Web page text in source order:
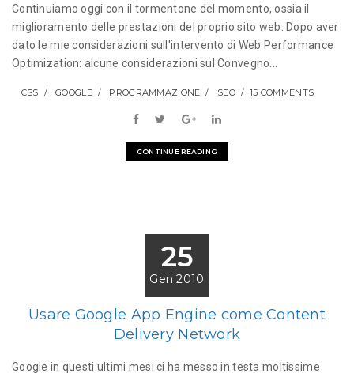
Continuiamo oggi con il tormentone del momento, ossia il
miglioramento delle prestazioni del proprio sito web. Dopo aver
dato le mie considerazioni sull'intervento di Web Performance
Optimization: alcune considerazioni sul Convegno...
CSS GOOGLE PROGRAMMAZIONE SEO 15 COMMENTS
CONTINUE READING
25
Gen 2010
Usare Google App Engine come Content
Delivery Network
Google in questi ultimi mesi ci ha messo in testa moltissime